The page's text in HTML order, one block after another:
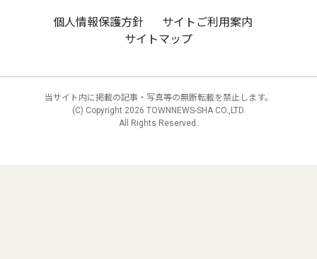
個人情報保護方針
サイトご利用案内
サイトマップ
当サイト内に掲載の記事・写真等の無断転載を禁止します。
(C) Copyright 2026 TOWNNEWS-SHA CO.,LTD.
All Rights Reserved.